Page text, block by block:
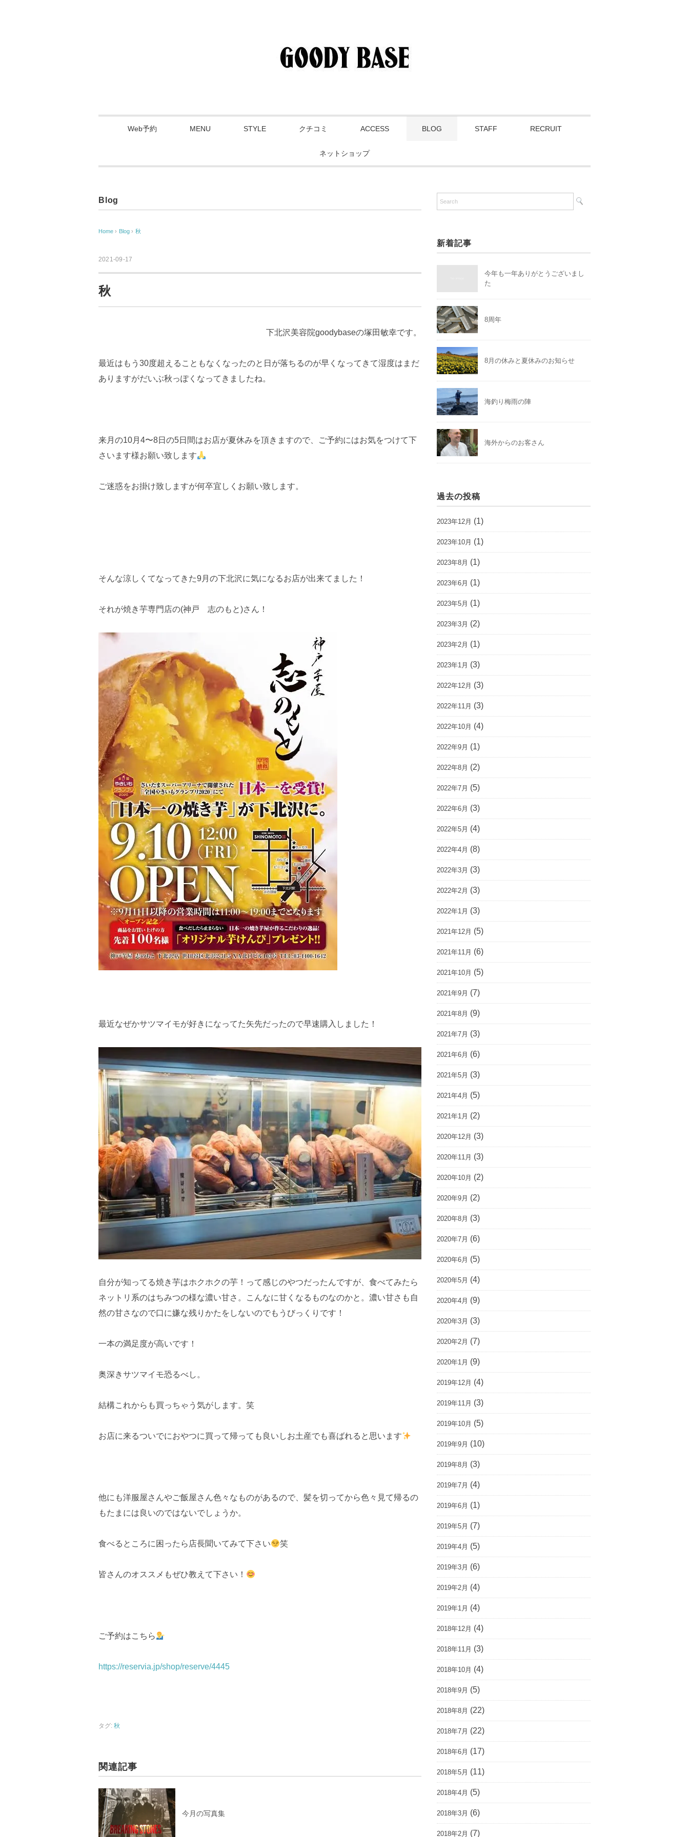
Web予約 MENU STYLE クチコミ ACCESS BLOG STAFF RECRUIT
ネットショップ
Blog
Home › Blog › 秋
2021-09-17
秋
下北沢美容院goodybaseの塚田敏幸です。
最近はもう30度超えることもなくなったのと日が落ちるのが早くなってきて湿度はまだ
ありますがだいぶ秋っぽくなってきましたね。
来月の10月4〜8日の5日間はお店が夏休みを頂きますので、ご予約にはお気をつけて下
さいます様お願い致します
ご迷惑をお掛け致しますが何卒宜しくお願い致します。
そんな涼しくてなってきた9月の下北沢に気になるお店が出来てました！
それが焼き芋専門店の(神戸 志のもと)さん！
最近なぜかサツマイモが好きになってた矢先だったので早速購入しました！
自分が知ってる焼き芋はホクホクの芋！って感じのやつだったんですが、食べてみたら
ネットリ系のはちみつの様な濃い甘さ。こんなに甘くなるものなのかと。濃い甘さも自
然の甘さなので口に嫌な残りかたをしないのでもうびっくりです！
一本の満足度が高いです！
奥深きサツマイモ恐るべし。
結構これからも買っちゃう気がします。笑
お店に来るついでにおやつに買って帰っても良いしお土産でも喜ばれると思います
他にも洋服屋さんやご飯屋さん色々なものがあるので、髪を切ってから色々見て帰るの
もたまには良いのではないでしょうか。
食べるところに困ったら店長聞いてみて下さい 笑
皆さんのオススメもぜひ教えて下さい！
ご予約はこちら
https://reservia.jp/shop/reserve/4445
タグ: 秋
関連記事
今月の写真集
新着記事
今年も一年ありがとうございまし
た
8周年
8月の休みと夏休みのお知らせ
海釣り梅雨の陣
海外からのお客さん
過去の投稿
2023年12月 (1)
2023年10月 (1)
2023年8月 (1)
2023年6月 (1)
2023年5月 (1)
2023年3月 (2)
2023年2月 (1)
2023年1月 (3)
2022年12月 (3)
2022年11月 (3)
2022年10月 (4)
2022年9月 (1)
2022年8月 (2)
2022年7月 (5)
2022年6月 (3)
2022年5月 (4)
2022年4月 (8)
2022年3月 (3)
2022年2月 (3)
2022年1月 (3)
2021年12月 (5)
2021年11月 (6)
2021年10月 (5)
2021年9月 (7)
2021年8月 (9)
2021年7月 (3)
2021年6月 (6)
2021年5月 (3)
2021年4月 (5)
2021年1月 (2)
2020年12月 (3)
2020年11月 (3)
2020年10月 (2)
2020年9月 (2)
2020年8月 (3)
2020年7月 (6)
2020年6月 (5)
2020年5月 (4)
2020年4月 (9)
2020年3月 (3)
2020年2月 (7)
2020年1月 (9)
2019年12月 (4)
2019年11月 (3)
2019年10月 (5)
2019年9月 (10)
2019年8月 (3)
2019年7月 (4)
2019年6月 (1)
2019年5月 (7)
2019年4月 (5)
2019年3月 (6)
2019年2月 (4)
2019年1月 (4)
2018年12月 (4)
2018年11月 (3)
2018年10月 (4)
2018年9月 (5)
2018年8月 (22)
2018年7月 (22)
2018年6月 (17)
2018年5月 (11)
2018年4月 (5)
2018年3月 (6)
2018年2月 (7)